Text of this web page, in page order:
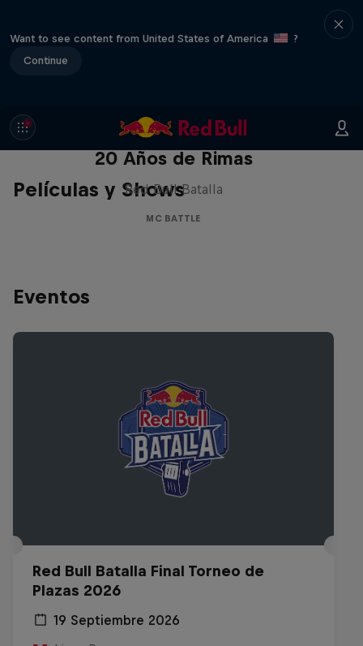
Want to see content from United States of America
?
Continue
Películas y Shows
Red Bull Batalla Nueva Historia:
20 Años de Rimas
Red Bull Batalla
MC BATTLE
Eventos
Red Bull Batalla Final Torneo de
Plazas 2026
19 Septiembre 2026